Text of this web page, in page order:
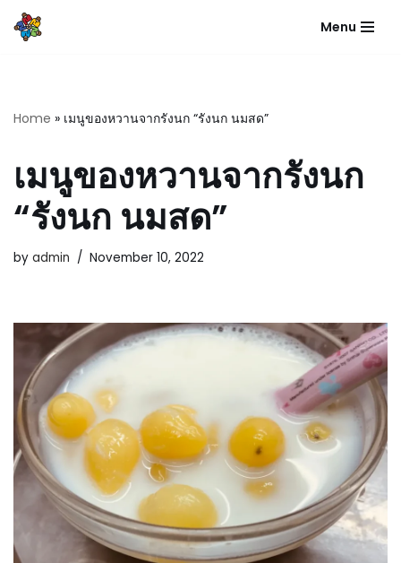
Menu
Home » เมนูของหวานจากรังนก “รังนก นมสด”
เมนูของหวานจากรังนก
“รังนก นมสด”
by admin November 10, 2022